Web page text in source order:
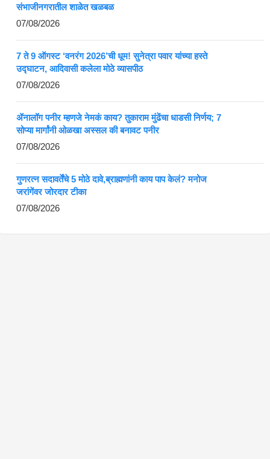
संभाजीनगरातील शाळेत खळबळ
07/08/2026
7 ते 9 ऑगस्ट ‘वनरंग 2026’ची धूम! सुनेत्रा पवार यांच्या हस्ते
उद्घाटन, आदिवासी कलेला मोठे व्यासपीठ
07/08/2026
ॲनालॉग पनीर म्हणजे नेमकं काय? तुकाराम मुंढेंचा धाडसी निर्णय; 7
सोप्या मार्गांनी ओळखा अस्सल की बनावट पनीर
07/08/2026
गुणरत्न सदावर्तेंचे 5 मोठे दावे,ब्राह्मणांनी काय पाप केलं? मनोज
जरांगेंवर जोरदार टीका
07/08/2026